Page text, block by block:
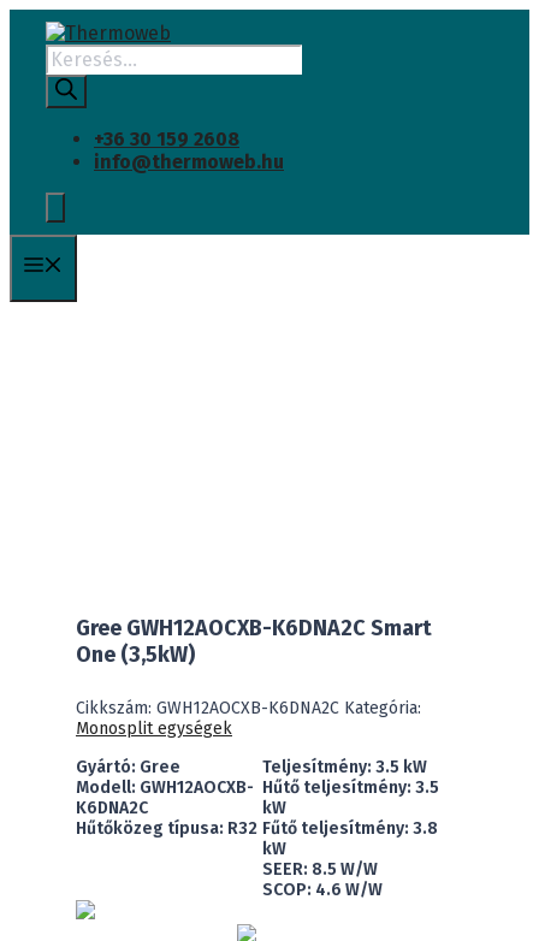
Kilépés
tartalomba
Products
search
+36 30 159 2608
info@thermoweb.hu
INGYENES SZÁLLÍTÁS
Gree GWH12AOCXB-K6DNA2C Smart
One (3,5kW)
Cikkszám: GWH12AOCXB-K6DNA2C Kategória:
Monosplit egységek
Gyártó: Gree
Modell: GWH12AOCXB-
K6DNA2C
Hűtőközeg típusa: R32
Teljesítmény: 3.5 kW
Hűtő teljesítmény: 3.5
kW
Fűtő teljesítmény: 3.8
kW
SEER: 8.5 W/W
SCOP: 4.6 W/W